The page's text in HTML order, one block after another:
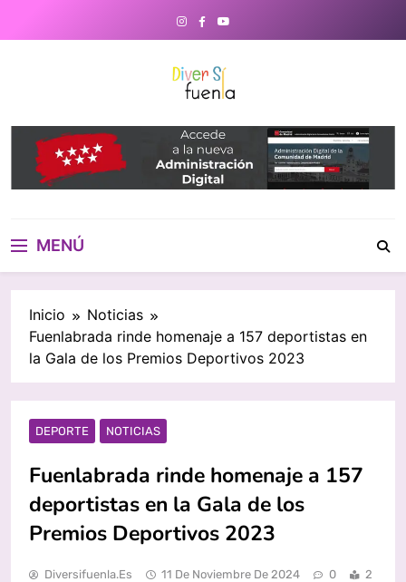
DiverSiFuenla
Diversifuenla – Tu medio digital
de referencia en Fuenlabrada.
Noticias, eventos culturales,
gastronomía y un directorio de
MENÚ
Inicio
Noticias
Fuenlabrada rinde homenaje a 157 deportistas en
la Gala de los Premios Deportivos 2023
DEPORTE NOTICIAS
Fuenlabrada rinde homenaje a 157
deportistas en la Gala de los
Premios Deportivos 2023
Diversifuenla.es 11 De Noviembre De 2024 0
2